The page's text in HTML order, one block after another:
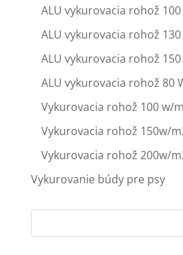
ALU vykurovacia rohož 100
ALU vykurovacia rohož 130
ALU vykurovacia rohož 150
ALU vykurovacia rohož 80
Vykurovacia rohož 100 w/
Vykurovacia rohož 150w/
Vykurovacia rohož 200w/
Vykurovanie búdy pre psy